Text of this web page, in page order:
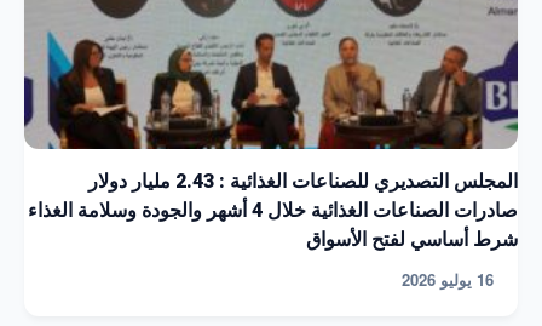
المجلس التصديري للصناعات الغذائية : 2.43 مليار دولار
صادرات الصناعات الغذائية خلال 4 أشهر والجودة وسلامة الغذاء
شرط أساسي لفتح الأسواق
16 يوليو 2026